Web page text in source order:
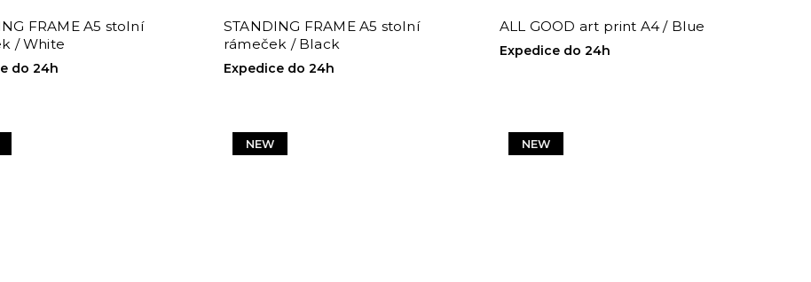
FRAME A5 stolní
/ White
do 24h
STANDING FRAME A5 stolní
rámeček / Black
Expedice do 24h
ALL GOOD art print A4 / Blue
Expedice do 24h
NEW NEW